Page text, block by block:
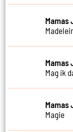
Mamas
Mamas
Mag ik
Mamas
Magie